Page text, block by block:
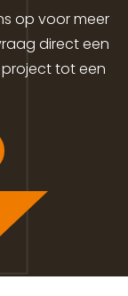
op voor meer
direct een
tot een